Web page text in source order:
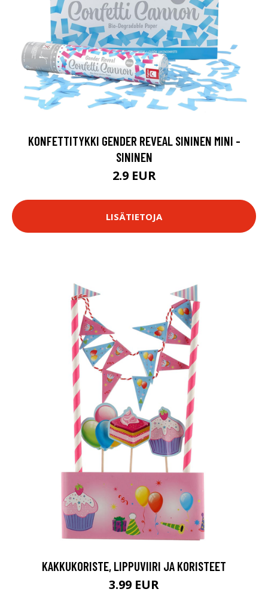
KONFETTITYKKI GENDER REVEAL SININEN MINI -
SININEN
2.9 EUR
LISÄTIETOJA
KAKKUKORISTE, LIPPUVIIRI JA KORISTEET
3.99 EUR